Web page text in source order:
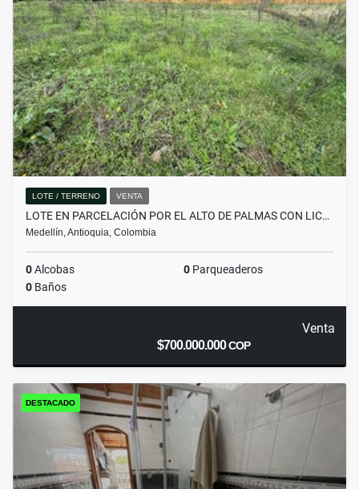
LOTE / TERRENO VENTA
LOTE EN PARCELACIÓN POR EL ALTO DE PALMAS CON LIC…
Medellín, Antioquia, Colombia
0Alcobas 0 Parqueaderos
0 Baños
Venta
$700.000.000COP
DESTACADO